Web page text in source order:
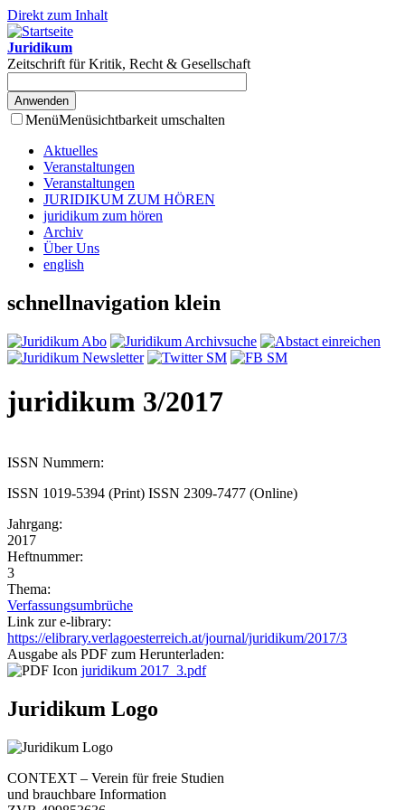
Direkt zum Inhalt
Juridikum
Zeitschrift für Kritik, Recht & Gesellschaft
MenüMenüsichtbarkeit umschalten
Aktuelles
Veranstaltungen
Veranstaltungen
JURIDIKUM ZUM HÖREN
juridikum zum hören
Archiv
Über Uns
english
schnellnavigation klein
juridikum 3/2017
ISSN Nummern:
ISSN 1019-5394 (Print) ISSN 2309-7477 (Online)
Jahrgang:
2017
Heftnummer:
3
Thema:
Verfassungsumbrüche
Link zur e-library:
https://elibrary.verlagoesterreich.at/journal/juridikum/2017/3
Ausgabe als PDF zum Herunterladen:
juridikum 2017_3.pdf
Juridikum Logo
CONTEXT – Verein für freie Studien
und brauchbare Information